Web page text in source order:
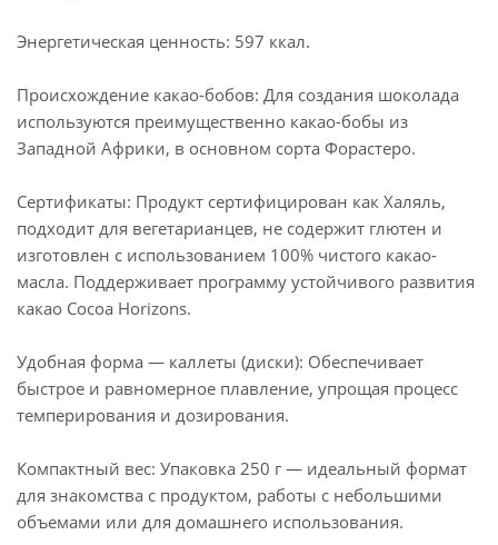
Энергетическая ценность: 597 ккал.
Происхождение какао-бобов: Для создания шоколада
используются преимущественно какао-бобы из
Западной Африки, в основном сорта Форастеро.
Сертификаты: Продукт сертифицирован как Халяль,
подходит для вегетарианцев, не содержит глютен и
изготовлен с использованием 100% чистого какао-
масла. Поддерживает программу устойчивого развития
какао Cocoa Horizons.
Удобная форма — каллеты (диски): Обеспечивает
быстрое и равномерное плавление, упрощая процесс
темперирования и дозирования.
Компактный вес: Упаковка 250 г — идеальный формат
для знакомства с продуктом, работы с небольшими
объемами или для домашнего использования.